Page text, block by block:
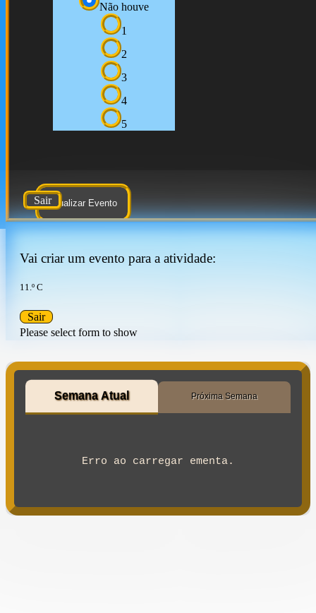
Não houve
1
2
3
4
5
Atualizar Evento
Sair
Vai criar um evento para a atividade:
11.º C
Please select form to show
Sair
Semana Atual Próxima Semana
Erro ao carregar ementa.